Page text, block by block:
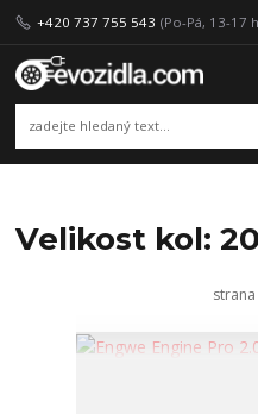
+420 737 755 543 (Po-Pá, 13-17
Velikost kol:
strana